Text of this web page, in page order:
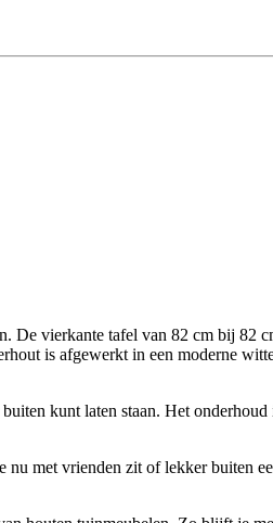
vierkante tafel van 82 cm bij 82
is afgewerkt in een moderne
kunt laten staan. Het
met vrienden zit of lekker buiten